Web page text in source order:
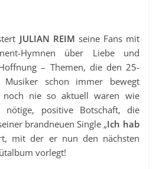
JULIAN REIM seine Fans mit
Hymnen über Liebe und
– Themen, die den 25-
Musiker schon immer bewegt
nie so aktuell waren wie
nötige, positive Botschaft, die
brandneuen Single „Ich hab
mit der er nun den nächsten
vorlegt!